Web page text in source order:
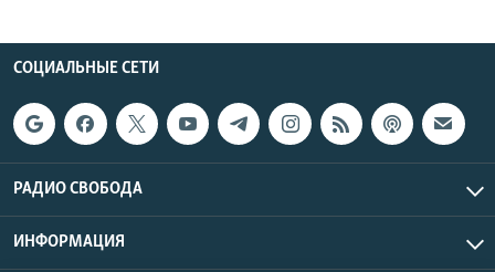
СОЦИАЛЬНЫЕ СЕТИ
РАДИО СВОБОДА
ИНФОРМАЦИЯ